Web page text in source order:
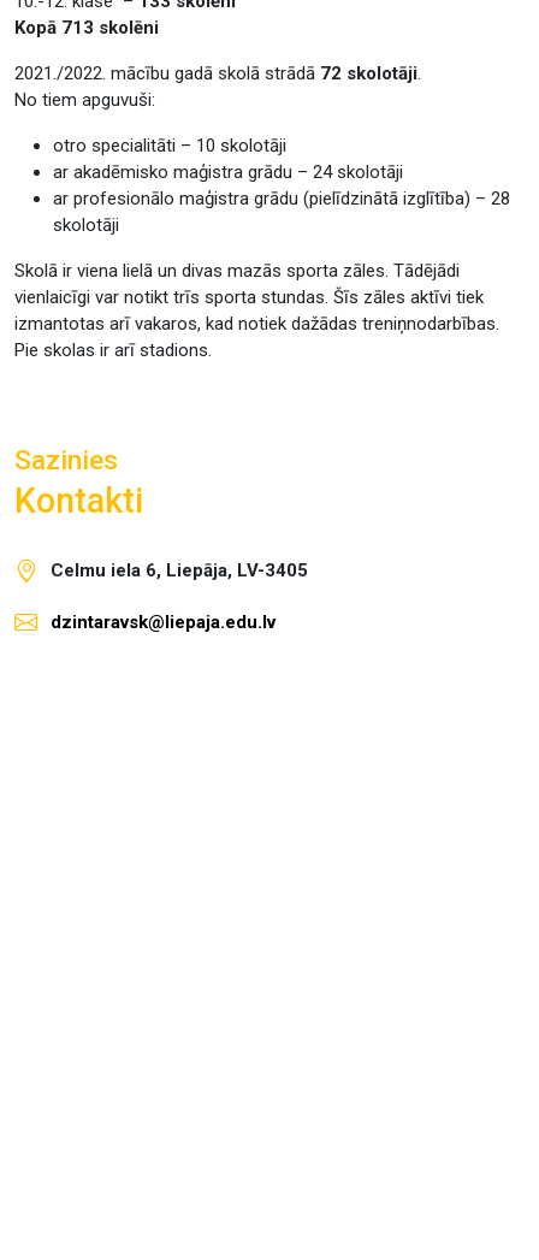
Kopā 713 skolēni
2021./2022. mācību gadā skolā strādā 72 skolotāji.
No tiem apguvuši:
otro specialitāti – 10 skolotāji
ar akadēmisko maģistra grādu – 24 skolotāji
ar profesionālo maģistra grādu (pielīdzinātā izglītība) – 28
skolotāji
Skolā ir viena lielā un divas mazās sporta zāles. Tādējādi
vienlaicīgi var notikt trīs sporta stundas. Šīs zāles aktīvi tiek
izmantotas arī vakaros, kad notiek dažādas treniņnodarbības.
Pie skolas ir arī stadions.
Sazinies
Kontakti
Celmu iela 6, Liepāja, LV-3405
dzintaravsk@liepaja.edu.lv